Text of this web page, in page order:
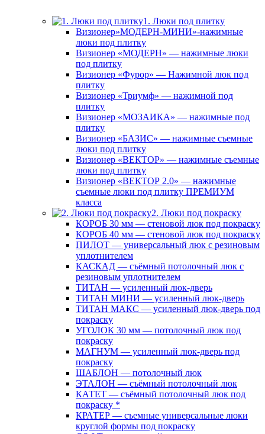
1. Люки под плитку
Визионер»МОДЕРН-МИНИ»-нажимные
люки под плитку
Визионер «МОДЕРН» — нажимные люки
под плитку
Визионер «Фурор» — Нажимной люк под
плитку
Визионер «Триумф» — нажимной под
плитку
Визионер «МОЗАИКА» — нажимные под
плитку
Визионер «БАЗИС» — нажимные съемные
люки под плитку
Визионер «ВЕКТОР» — нажимные съемные
люки под плитку
Визионер «ВЕКТОР 2.0» — нажимные
съемные люки под плитку ПРЕМИУМ
класса
2. Люки под покраску
КОРОБ 30 мм — стеновой люк под покраску
КОРОБ 40 мм — стеновой люк под покраску
ПИЛОТ — универсальный люк с резиновым
уплотнителем
КАСКАД — съёмный потолочный люк с
резиновым уплотнителем
ТИТАН — усиленный люк-дверь
ТИТАН МИНИ — усиленный люк-дверь
ТИТАН МАКС — усиленный люк-дверь под
покраску
УГОЛОК 30 мм — потолочный люк под
покраску
МАГНУМ — усиленный люк-дверь под
покраску
ШАБЛОН — потолочный люк
ЭТАЛОН — съёмный потолочный люк
КАТЕТ — съёмный потолочный люк под
покраску *
КРАТЕР — съемные универсальные люки
круглой формы под покраску